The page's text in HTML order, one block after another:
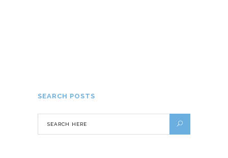
SEARCH POSTS